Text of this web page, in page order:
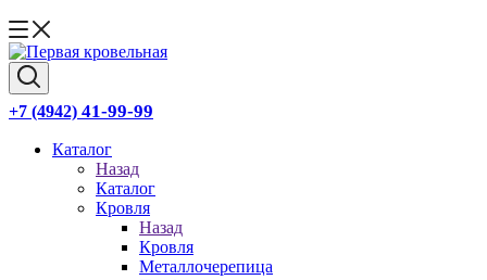
+7 (4942) 41-99-99
Каталог
Назад
Каталог
Кровля
Назад
Кровля
Металлочерепица